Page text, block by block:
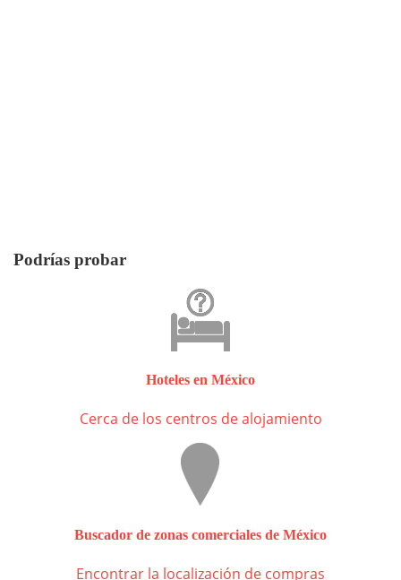
Podrías probar
Hoteles en México
Cerca de los centros de alojamiento
Buscador de zonas comerciales de México
Encontrar la localización de compras